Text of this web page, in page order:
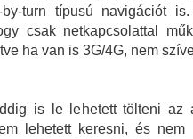
turn típusú navigációt
csak netkapcsolattal
ha van is 3G/4G, nem
is le lehetett tölteni az
lehetett keresni, és nem